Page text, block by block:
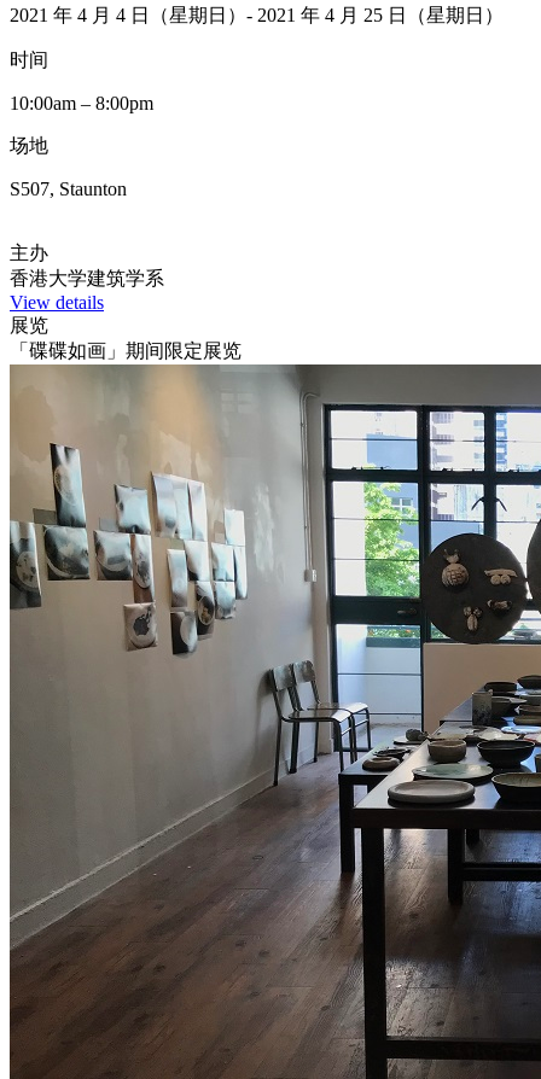
2021 年 4 月 4 日（星期日）- 2021 年 4 月 25 日（星期日）
时间
10:00am – 8:00pm
场地
S507, Staunton
主办
香港大学建筑学系
View details
展览
「碟碟如画」期间限定展览